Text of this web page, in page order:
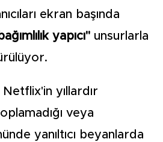
ekran başında
yapıcı" unsurlarla
yıllardır
veya
yanıltıcı beyanlarda